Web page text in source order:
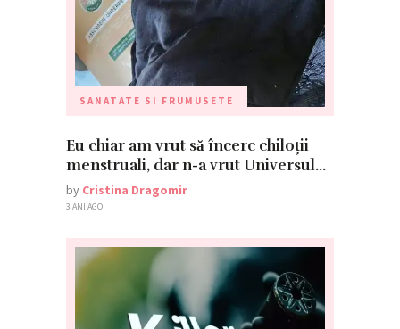
SANATATE SI FRUMUSETE
Eu chiar am vrut să încerc chiloții
menstruali, dar n-a vrut Universul…
by Cristina Dragomir
3 ANI AGO